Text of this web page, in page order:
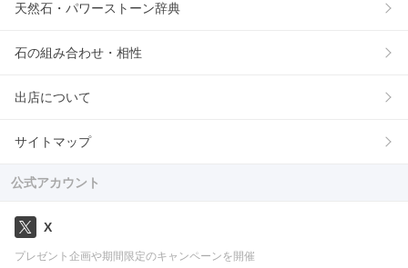
天然石・パワーストーン辞典
石の組み合わせ・相性
出店について
サイトマップ
公式アカウント
X
プレゼント企画や期間限定のキャンペーンを開催